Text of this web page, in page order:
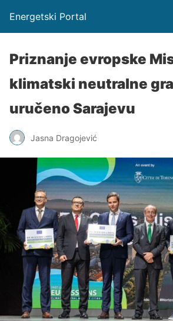
Energetski Portal
Priznanje evropske
klimatski neutralne
uručeno Sarajevu
Jasna Dragojević